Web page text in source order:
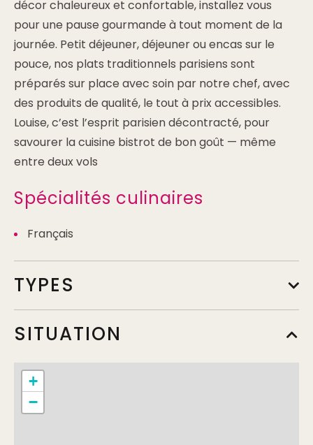
décor chaleureux et confortable, installez vous
pour une pause gourmande à tout moment de la
journée. Petit déjeuner, déjeuner ou encas sur le
pouce, nos plats traditionnels parisiens sont
préparés sur place avec soin par notre chef, avec
des produits de qualité, le tout à prix accessibles.
Louise, c’est l’esprit parisien décontracté, pour
savourer la cuisine bistrot de bon goût — même
entre deux vols
Spécialités culinaires
Français
TYPES
SITUATION
+
−